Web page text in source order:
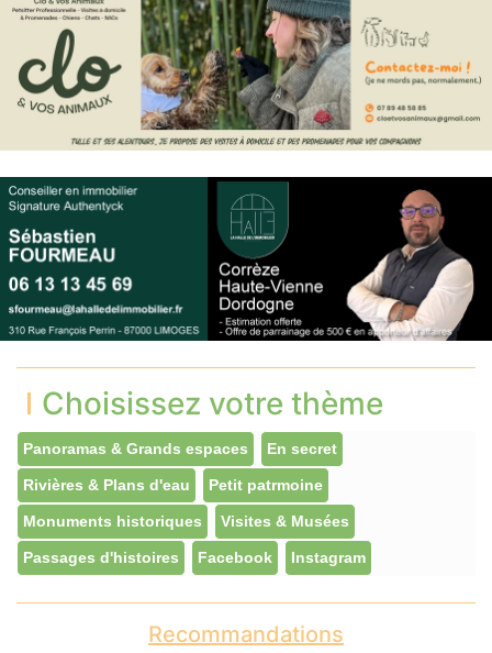
Choisissez votre thème
Panoramas & Grands espaces En secret
Rivières & Plans d'eau Petit patrmoine
Monuments historiques Visites & Musées
Passages d'histoires Facebook Instagram
Recommandations